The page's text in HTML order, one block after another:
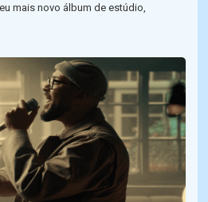
mais novo álbum de estúdio,